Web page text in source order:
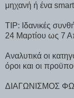
μηχανή ή ένα
TIP: Ιδανικές
24 Μαρτίου ως 7
Αναλυτικά οι
όροι και οι
ΔΙΑΓΩΝΙΣΜΟΣ